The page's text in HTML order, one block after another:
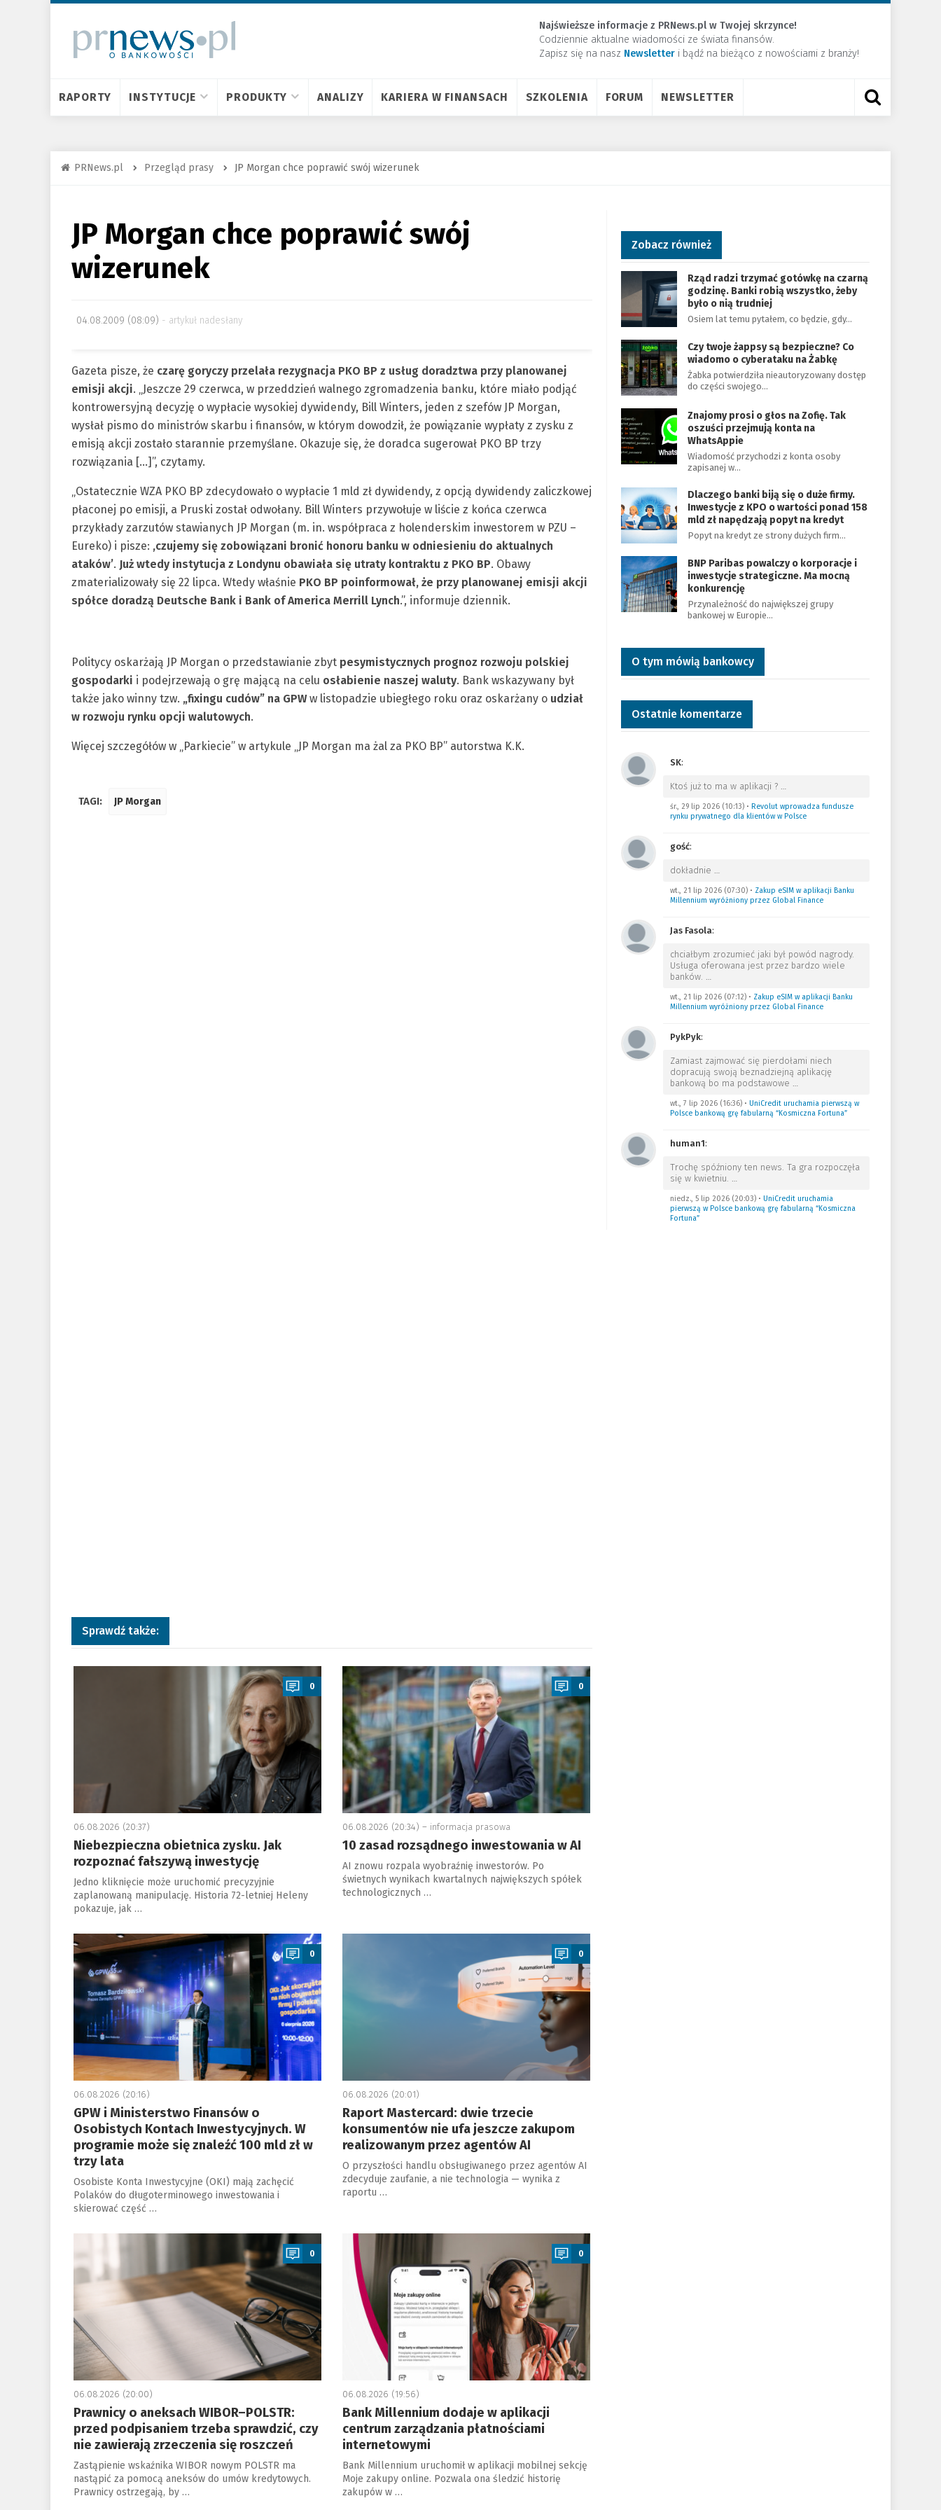
Najświeższe informacje z PRNews.pl w Twojej skrzynce!
Codziennie aktualne wiadomości ze świata finansów.
Zapisz się na nasz Newsletter ​i bądź na bieżąco z nowościami z branży!
RAPORTY INSTYTUCJE PRODUKTY ANALIZY KARIERA W FINANSACH SZKOLENIA FORUM NEWSLETTER
PRNews.pl Przegląd prasy JP Morgan chce poprawić swój wizerunek
JP Morgan chce poprawić swój
wizerunek
04.08.2009 (08:09) artykuł nadesłany
Gazeta pisze, że czarę goryczy przelała rezygnacja PKO BP z usług doradztwa przy planowanej
emisji akcji. „Jeszcze 29 czerwca, w przeddzień walnego zgromadzenia banku, które miało podjąć
kontrowersyjną decyzję o wypłacie wysokiej dywidendy, Bill Winters, jeden z szefów JP Morgan,
wysłał pismo do ministrów skarbu i finansów, w którym dowodził, że powiązanie wypłaty z zysku z
emisją akcji zostało starannie przemyślane. Okazuje się, że doradca sugerował PKO BP trzy
rozwiązania […]”, czytamy.
„Ostatecznie WZA PKO BP zdecydowało o wypłacie 1 mld zł dywidendy, z opcją dywidendy zaliczkowej
płaconej po emisji, a Pruski został odwołany. Bill Winters przywołuje w liście z końca czerwca
przykłady zarzutów stawianych JP Morgan (m. in. współpraca z holenderskim inwestorem w PZU –
Eureko) i pisze: ‚czujemy się zobowiązani bronić honoru banku w odniesieniu do aktualnych
ataków’. Już wtedy instytucja z Londynu obawiała się utraty kontraktu z PKO BP. Obawy
zmaterializowały się 22 lipca. Wtedy właśnie PKO BP poinformował, że przy planowanej emisji akcji
spółce doradzą Deutsche Bank i Bank of America Merrill Lynch.”, informuje dziennik.
Politycy oskarżają JP Morgan o przedstawianie zbyt pesymistycznych prognoz rozwoju polskiej
gospodarki i podejrzewają o grę mającą na celu osłabienie naszej waluty. Bank wskazywany był
także jako winny tzw. „fixingu cudów” na GPWw listopadzie ubiegłego roku oraz oskarżany o udział
w rozwoju rynku opcji walutowych.
Więcej szczegółów w „Parkiecie” w artykule „JP Morgan ma żal za PKO BP” autorstwa K.K.
TAGI: JP Morgan
Sprawdź także:
a
0
06.08.2026 (20:37)
Niebezpieczna obietnica zysku. Jak
rozpoznać fałszywą inwestycję
Jedno kliknięcie może uruchomić precyzyjnie
zaplanowaną manipulację. Historia 72-letniej Heleny
pokazuje, jak …
a
0
06.08.2026 (20:34) – informacja prasowa
10 zasad rozsądnego inwestowania w AI
AI znowu rozpala wyobraźnię inwestorów. Po
świetnych wynikach kwartalnych największych spółek
technologicznych …
a
0
06.08.2026 (20:16)
GPW i Ministerstwo Finansów o
Osobistych Kontach Inwestycyjnych. W
programie może się znaleźć 100 mld zł w
trzy lata
Osobiste Konta Inwestycyjne (OKI) mają zachęcić
Polaków do długoterminowego inwestowania i
skierować część …
a
0
06.08.2026 (20:01)
Raport Mastercard: dwie trzecie
konsumentów nie ufa jeszcze zakupom
realizowanym przez agentów AI
O przyszłości handlu obsługiwanego przez agentów AI
zdecyduje zaufanie, a nie technologia — wynika z
raportu …
a
0
06.08.2026 (20:00)
Prawnicy o aneksach WIBOR–POLSTR:
przed podpisaniem trzeba sprawdzić, czy
nie zawierają zrzeczenia się roszczeń
Zastąpienie wskaźnika WIBOR nowym POLSTR ma
nastąpić za pomocą aneksów do umów kredytowych.
Prawnicy ostrzegają, by …
0
06.08.2026 (19:56)
Bank Millennium dodaje w aplikacji
centrum zarządzania płatnościami
internetowymi
Bank Millennium uruchomił w aplikacji mobilnej sekcję
Moje zakupy online. Pozwala ona śledzić historię
zakupów w …
Zobacz również
Rząd radzi trzymać gotówkę na czarną
godzinę. Banki robią wszystko, żeby
było o nią trudniej
Osiem lat temu pytałem, co będzie, gdy…
Czy twoje żappsy są bezpieczne? Co
wiadomo o cyberataku na Żabkę
Żabka potwierdziła nieautoryzowany dostęp
do części swojego…
Znajomy prosi o głos na Zofię. Tak
oszuści przejmują konta na
WhatsAppie
Wiadomość przychodzi z konta osoby
zapisanej w…
Dlaczego banki biją się o duże firmy.
Inwestycje z KPO o wartości ponad 158
mld zł napędzają popyt na kredyt
Popyt na kredyt ze strony dużych firm…
BNP Paribas powalczy o korporacje i
inwestycje strategiczne. Ma mocną
konkurencję
Przynależność do największej grupy
bankowej w Europie…
O tym mówią bankowcy
Ostatnie komentarze
SK:
Ktoś już to ma w aplikacji ? …
śr., 29 lip 2026 (10:13)• Revolut wprowadza fundusze
rynku prywatnego dla klientów w Polsce
gość:
dokładnie …
wt., 21 lip 2026 (07:30)• Zakup eSIM w aplikacji Banku
Millennium wyróżniony przez Global Finance
Jas Fasola:
chciałbym zrozumieć jaki był powód nagrody.
Usługa oferowana jest przez bardzo wiele
banków. …
wt., 21 lip 2026 (07:12)• Zakup eSIM w aplikacji Banku
Millennium wyróżniony przez Global Finance
PykPyk:
Zamiast zajmować się pierdołami niech
dopracują swoją beznadziejną aplikację
bankową bo ma podstawowe …
wt., 7 lip 2026 (16:36)• UniCredit uruchamia pierwszą w
Polsce bankową grę fabularną “Kosmiczna Fortuna”
human1:
Trochę spóźniony ten news. Ta gra rozpoczęła
się w kwietniu. …
niedz., 5 lip 2026 (20:03)• UniCredit uruchamia
pierwszą w Polsce bankową grę fabularną “Kosmiczna
Fortuna”